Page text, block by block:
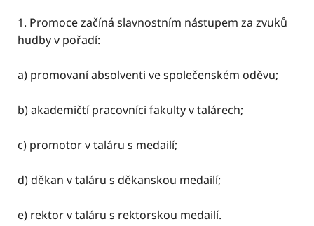
1. Promoce začíná slavnostním nástupem za zvuků
hudby v pořadí:
a) promovaní absolventi ve společenském oděvu;
b) akademičtí pracovníci fakulty v talárech;
c) promotor v taláru s medailí;
d) děkan v taláru s děkanskou medailí;
e) rektor v taláru s rektorskou medailí.